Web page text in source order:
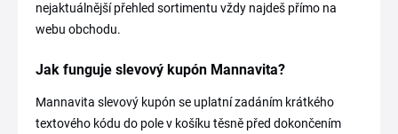
nejaktuálnější přehled sortimentu vždy najdeš přímo na
webu obchodu.
Jak funguje slevový kupón Mannavita?
Mannavita slevový kupón se uplatní zadáním krátkého
textového kódu do pole v košíku těsně před dokončením